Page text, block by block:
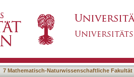
7 Mathematisch-Naturwissenschaftliche Fakultät